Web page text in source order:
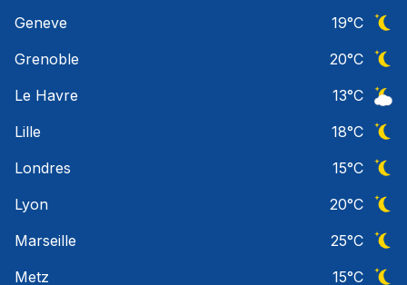
Geneve
19°C
Grenoble
20°C
Le Havre
13°C
Lille
18°C
Londres
15°C
Lyon
20°C
Marseille
25°C
Metz
15°C